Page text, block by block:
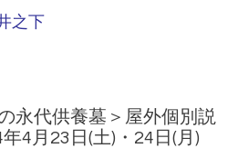
之下
永代供養墓＞屋外個別説
4月23日(土)・24日(月)